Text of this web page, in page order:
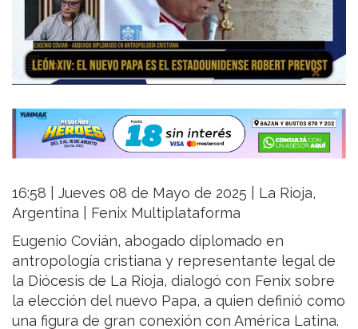
16:58 | Jueves 08 de Mayo de 2025 | La Rioja,
Argentina | Fenix Multiplataforma
Eugenio Covián, abogado diplomado en
antropología cristiana y representante legal de
la Diócesis de La Rioja, dialogó con Fenix sobre
la elección del nuevo Papa, a quien definió como
una figura de gran conexión con América Latina.